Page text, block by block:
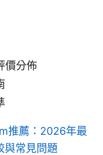
價分佈
推薦：2026年最
與常見問題